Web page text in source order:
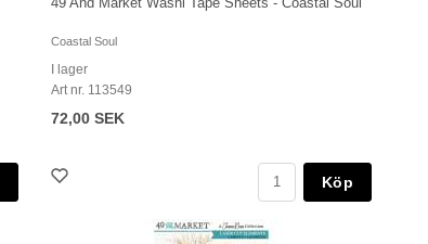
Coastal Soul
I lager
Art nr. 113549
72,00 SEK
Köp